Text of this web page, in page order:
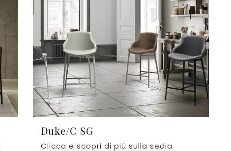
Duke/C SG
Clicca e scopri di più sulla sedia